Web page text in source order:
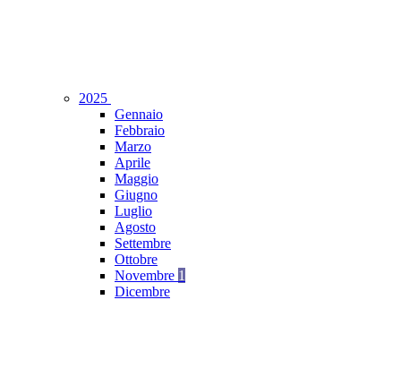
2025
Gennaio
Febbraio
Marzo
Aprile
Maggio
Giugno
Luglio
Agosto
Settembre
Ottobre
Novembre 1
Dicembre